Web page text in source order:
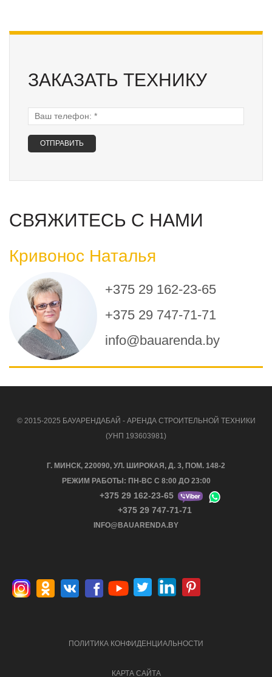
ЗАКАЗАТЬ ТЕХНИКУ
Ваш телефон:
СВЯЖИТЕСЬ С НАМИ
Кривонос Наталья
+375 29 162-23-65
+375 29 747-71-71
info@bauarenda.by
© 2015-2025 БАУАРЕНДАБАЙ - АРЕНДА СТРОИТЕЛЬНОЙ ТЕХНИКИ
(УНП 193603981)
Г. МИНСК, 220090, УЛ. ШИРОКАЯ, Д. 3, ПОМ. 148-2
РЕЖИМ РАБОТЫ: ПН-ВС С 8:00 ДО 23:00
+375 29 162-23-65
+375 29 747-71-71
INFO@BAUARENDA.BY
ПОЛИТИКА КОНФИДЕНЦИАЛЬНОСТИ
КАРТА САЙТА